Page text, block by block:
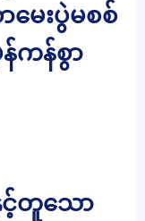
ေးပွဲမစစ်
ကန်စွာ
င့်တူသော